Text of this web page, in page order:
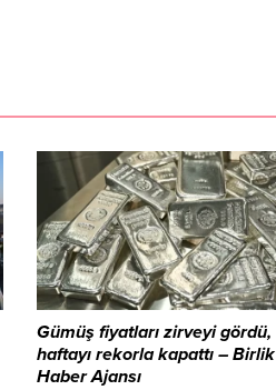
Gümüş fiyatları zirveyi gördü,
haftayı rekorla kapattı – Birlik
Haber Ajansı